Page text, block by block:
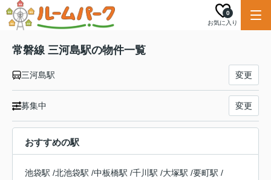
お気に入り
0
常磐線 三河島駅の物件一覧
三河島駅 変更
募集中 変更
おすすめの駅
池袋駅 /北池袋駅 /中板橋駅 /千川駅 /大塚駅 /要町駅 /